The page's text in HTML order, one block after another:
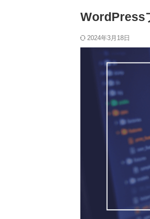
WordPress
2024年3月18日